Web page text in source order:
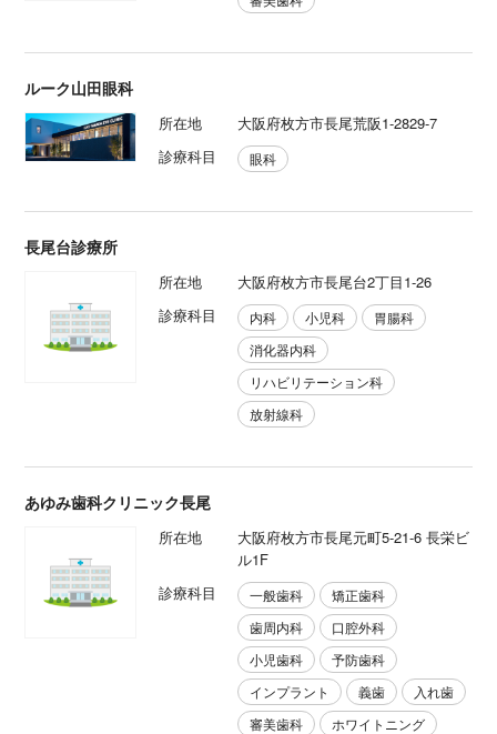
ルーク山田眼科
所在地
大阪府枚方市長尾荒阪1-2829-7
診療科目
眼科
長尾台診療所
所在地
大阪府枚方市長尾台2丁目1-26
診療科目
内科 小児科
胃腸科
消化器内科
リハビリテーション科
放射線科
あゆみ歯科クリニック長尾
所在地
大阪府枚方市長尾元町5-21-6 長栄ビ
ル1F
診療科目
一般歯科
矯正歯科
歯周内科
口腔外科
小児歯科
予防歯科
インプラント
義歯
入れ歯
審美歯科
ホワイトニング